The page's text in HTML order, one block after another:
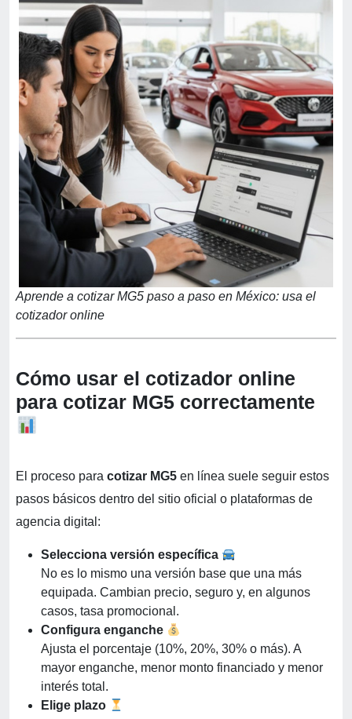
Aprende a cotizar MG5 paso a paso en México: usa el
cotizador online
Cómo usar el cotizador online
para cotizar MG5 correctamente
El proceso para cotizar MG5 en línea suele seguir estos
pasos básicos dentro del sitio oficial o plataformas de
agencia digital:
Selecciona versión específica
No es lo mismo una versión base que una más
equipada. Cambian precio, seguro y, en algunos
casos, tasa promocional.
Configura enganche
Ajusta el porcentaje (10%, 20%, 30% o más). A
mayor enganche, menor monto financiado y menor
interés total.
Elige plazo